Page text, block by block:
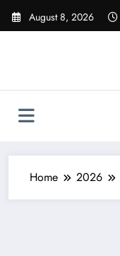
Skip
August 8, 2026
Home 2026